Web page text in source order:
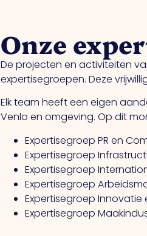
Onze
De projecten en activiteiten
expertisegroepen. Deze
Elk team heeft een eigen
Venlo en omgeving. Op dit
Expertisegroep PR en
Expertisegroep
Expertisegroep
Expertisegroep
Expertisegroep Innovatie
Expertisegroep